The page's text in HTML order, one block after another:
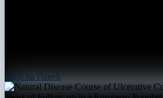
přejít na článek